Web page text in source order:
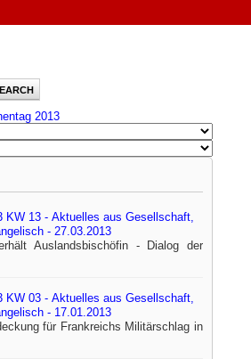
2013
KW 13 - Aktuelles aus Gesellschaft,
- 27.03.2013
Auslandsbischöfin - Dialog der
KW 03 - Aktuelles aus Gesellschaft,
- 17.01.2013
für Frankreichs Militärschlag in